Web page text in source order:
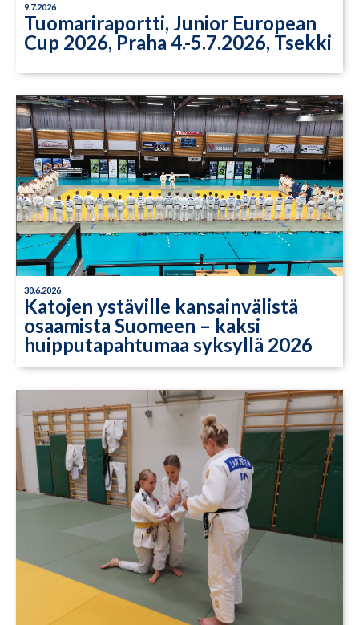
9.7.2026
Tuomariraportti, Junior European
Cup 2026, Praha 4.-5.7.2026, Tsekki
30.6.2026
Katojen ystäville kansainvälistä
osaamista Suomeen – kaksi
huipputapahtumaa syksyllä 2026